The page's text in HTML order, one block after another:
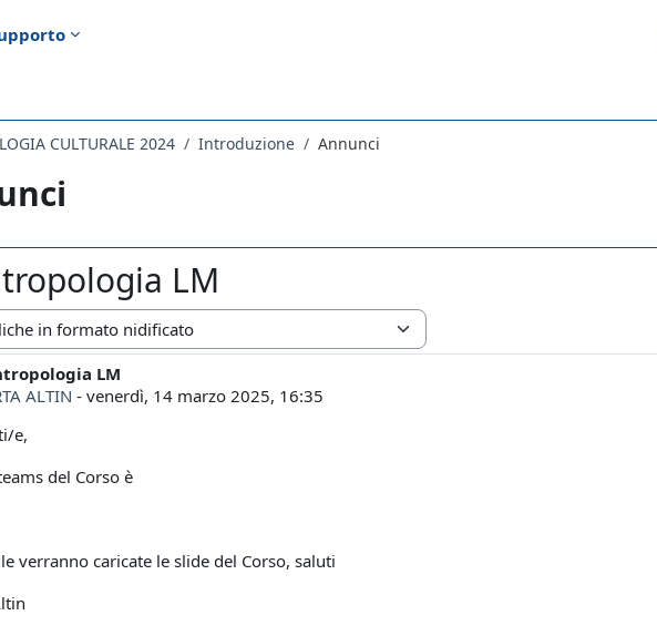
CULTURALE 2024 Introduzione Annunci
LM
LM
ALTIN - venerdì, 14 marzo 2025, 16:35
risposte: 0
e,
del Corso è
verranno caricate le slide del Corso, saluti